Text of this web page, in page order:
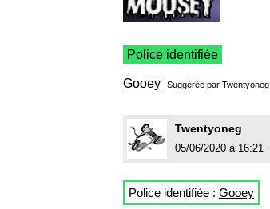
Police identifiée
Gooey Suggérée par Twentyoneg
Twentyoneg
05/06/2020 à 16:21
Police identifiée : Gooey